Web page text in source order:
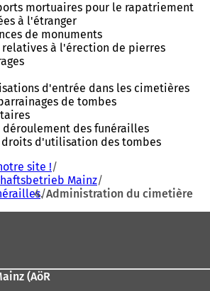
mortuaires pour le rapatriement
à l'étranger
de monuments
à l'érection de pierres
d'entrée dans les cimetières
de tombes
des funérailles
droits d'utilisation des tombes
site !
Mainz
Administration du cimetière
(AöR